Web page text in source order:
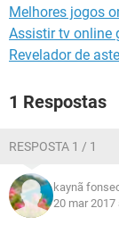
Melhores jogos
Assistir tv online
Revelador de
1 Respostas
RESPOSTA 1 / 1
kaynã
20 mar 2017